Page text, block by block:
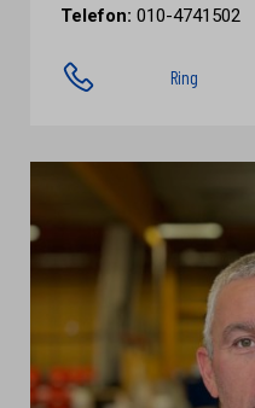
Telefon: 010-4741502
Ring